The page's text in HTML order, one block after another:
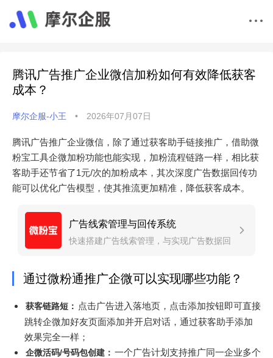
腾讯广告推广企业微信加粉如何有效降低获客
成本？
摩尔企服-小王 • 2026年07月07日
腾讯广告推广企业微信，除了通过获客助手链接推广，借助微
粉宝工具企微加粉功能也能实现，加粉流程链路一样，相比获
客助手还节省了1元/次的加粉成本，其次深度广告数据回传功
能可以优化广告模型，使其推流更加精准，降低获客成本。
广告线索管理与回传系统
快速搭建广告线索管理，与实现广告数据回
通过微粉通推广企微可以实现哪些功能？
获客链路短： 点击广告进入落地页，点击添加按钮即可直接
跳转企微加好友页面添加并开启对话，通过获客助手添加
效果完全一样；
企微活码/号码包创建： 一个广告计划支持推广同一企业多个